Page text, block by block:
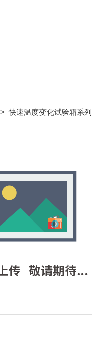
>快速温度变化试验箱系列